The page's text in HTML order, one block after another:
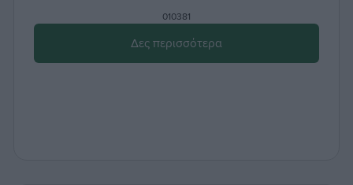
010381
Δες περισσότερα